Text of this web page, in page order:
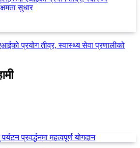
प्रयोग तीव्र, स्वास्थ्य सेवा प्रणालीको